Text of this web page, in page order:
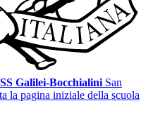
Galilei-Bocchialini San
la pagina iniziale della scuola